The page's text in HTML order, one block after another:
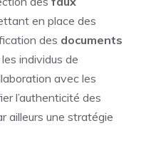
en place des
des documents
individus de
avec les
l’authenticité des
ailleurs une stratégie